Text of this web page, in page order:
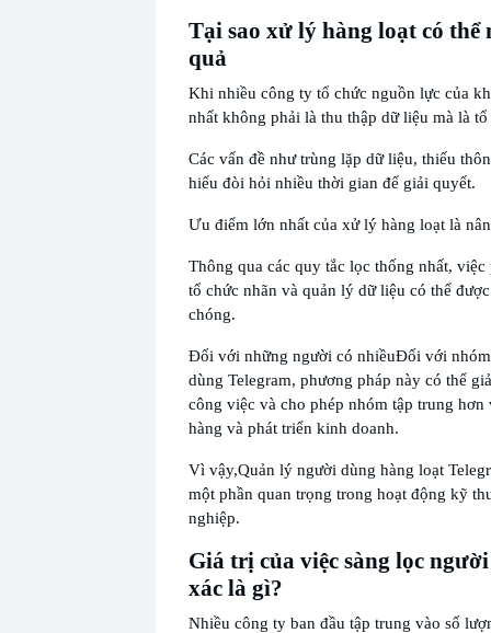
Tại sao xử lý hàng loạt có thể
quả
Khi nhiều công ty tổ chức nguồn lực của
nhất không phải là thu thập dữ liệu mà là
Các vấn đề như trùng lặp dữ liệu, thiếu
hiểu đòi hỏi nhiều thời gian để giải quyết.
Ưu điểm lớn nhất của xử lý hàng loạt là
Thông qua các quy tắc lọc thống nhất,
tổ chức nhãn và quản lý dữ liệu có thể
chóng.
Đối với những người có nhiềuĐối với
dùng Telegram, phương pháp này có thể
công việc và cho phép nhóm tập trung
hàng và phát triển kinh doanh.
Vì vậy,Quản lý người dùng hàng loạt
một phần quan trọng trong hoạt động kỹ
nghiệp.
Giá trị của việc sàng lọc
xác là gì?
Nhiều công ty ban đầu tập trung vào số